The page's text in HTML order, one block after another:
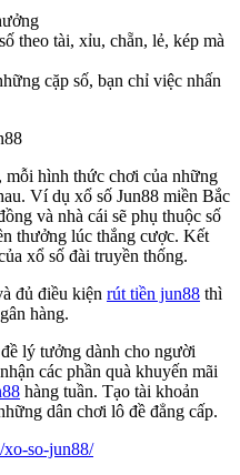
theo tài, xỉu, chẵn, lẻ, kép mà
cặp số, bạn chỉ việc nhấn
mỗi hình thức chơi của những
Ví dụ xổ số Jun88 miền Bắc
và nhà cái sẽ phụ thuộc số
thưởng lúc thắng cược. Kết
xổ số đài truyền thống.
đủ điều kiện rút tiền jun88 thì
hàng.
lý tưởng dành cho người
các phần quà khuyến mãi
hàng tuần. Tạo tài khoản
dân chơi lô đề đẳng cấp.
xo-so-jun88/